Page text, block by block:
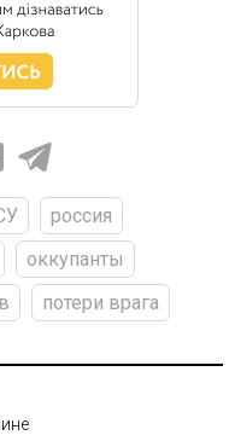
россия
оккупанты
потери врага